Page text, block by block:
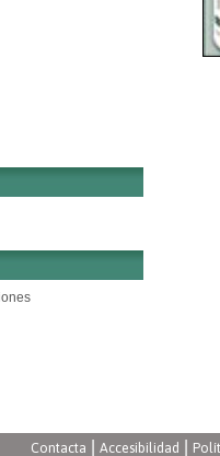
Contacta Accesibilidad